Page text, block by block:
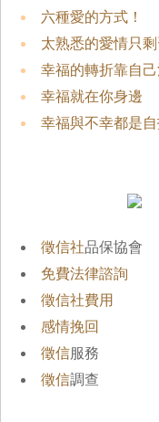
六種愛的方式！
太熟悉的愛情只剩
幸福的轉折靠自
幸福就在你身邊
幸福與不幸都是
徵信社品保協會
免費法律諮詢
徵信社費用
感情挽回
徵信服務
徵信調查